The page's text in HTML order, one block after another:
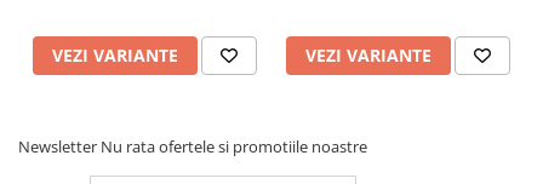
VEZI VARIANTE VEZI VARIANTE
Newsletter Nu rata ofertele si promotiile noastre